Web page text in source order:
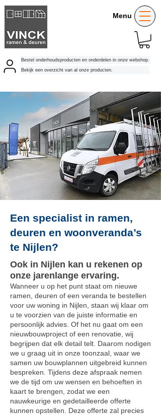
Bekijk een overzicht van al onze producten.
Bestel onderhoudsproducten en onderdelen in onze webshop.
Menu
Een specialist in ramen,
deuren en woonveranda’s
te Nijlen?
Ook in Nijlen kan u rekenen op
onze jarenlange ervaring.
Wanneer u op het punt staat om nieuwe
ramen, deuren of een veranda te bestellen
voor uw woning in Nijlen, staan wij klaar om
u te voorzien van de juiste informatie en
persoonlijk advies. Of het nu gaat om een
nieuwbouwproject of een renovatie, wij
begrijpen dat elk detail telt. Daarom nodigen
we u graag uit in onze toonzaal, waar we
samen uw bouwplannen uitgebreid kunnen
bespreken. Tijdens deze afspraak nemen
we de tijd om uw wensen en behoeften in
kaart te brengen, zodat we een
nauwkeurige en gedetailleerde offerte
kunnen opstellen. Deze offerte zal precies